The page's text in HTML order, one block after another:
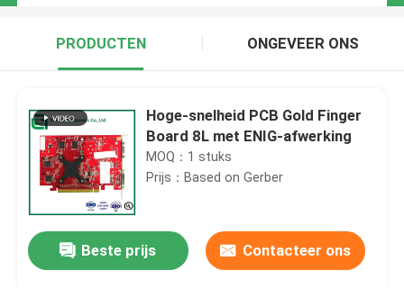
PRODUCTEN ONGEVEER ONS
Hoge-snelheid PCB Gold Finger
Board 8L met ENIG-afwerking
MOQ：1 stuks
Prijs：Based on Gerber
Beste prijs Contacteer ons